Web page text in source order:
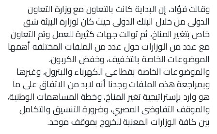
وقالت فؤاد، إن البداية كانت بالتعاون مع وزارة التعاون
الدولى من خلال البنك الدولى حيث كان لوزارة البيئة شق
خاص بتغير المناخ، ثم توالت جهات كثيرة للعمل وتم التعاون
مع عدد من الوزارات حول عدد من الملفات المختلفه أهمها
الموضوعات الخاصة بالتخفيف، وخفض الكربون،
والموضوعات الخاصة بقطاعى الكهرباء والبترول، وغيرها
وبمراجعة هذه الملفات وجدنا أنه لابد من الاتفاق على ما
هو وارد بإستراتيجية تغير المناخ، وخطة المساهمات الوطنية،
والموقف التفاوضى المصري، وضرورة التنسيق والتكامل
بين كافة الوزارات المعنية للخروج بموقف موحد.